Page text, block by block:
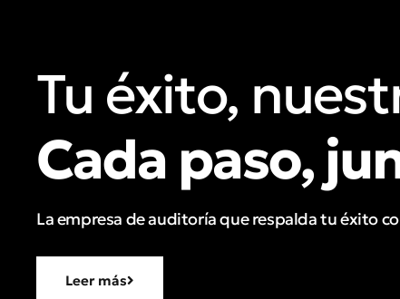
Tu éxito,
Cada paso,ju
La empresa de auditoría que respalda tu éxito
Leer más